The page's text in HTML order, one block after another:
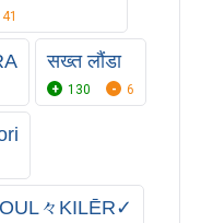
41
सख्त लौंडा
130 6
々KILĒR✓